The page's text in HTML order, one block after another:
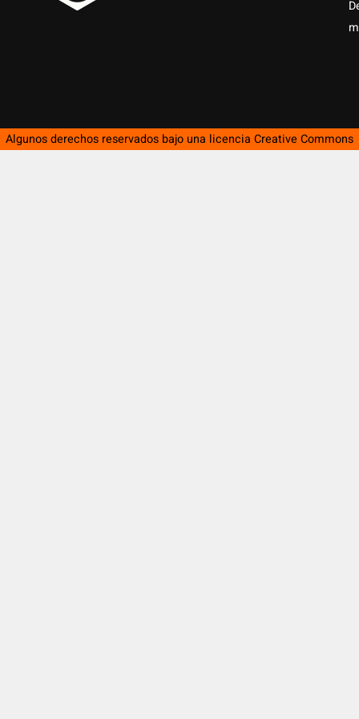
Algunos derechos reservados bajo una licencia Creative Commons